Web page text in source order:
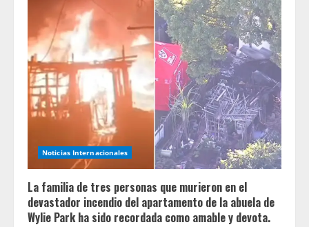
Noticias Internacionales
La familia de tres personas que murieron en el
devastador incendio del apartamento de la abuela de
Wylie Park ha sido recordada como amable y devota.